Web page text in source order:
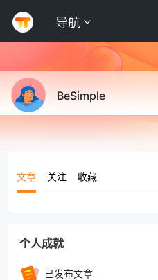
导航
BeSimple
文章 关注 收藏
个人成就
已发布文章